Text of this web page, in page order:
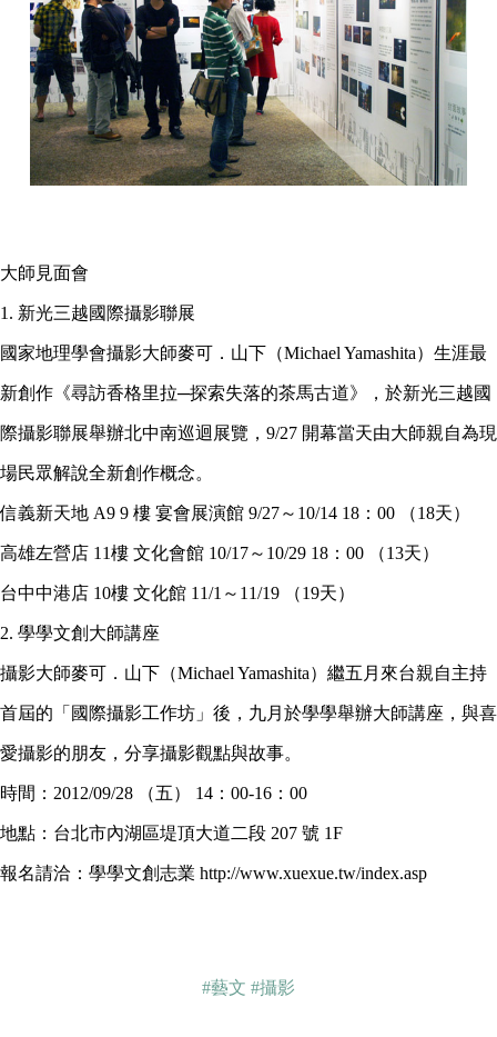
大師見面會
1. 新光三越國際攝影聯展
國家地理學會攝影大師麥可．山下（Michael Yamashita）生涯最
新創作《尋訪香格里拉─探索失落的茶馬古道》，於新光三越國
際攝影聯展舉辦北中南巡迴展覽，9/27 開幕當天由大師親自為現
場民眾解說全新創作概念。
信義新天地 A9 9 樓 宴會展演館 9/27～10/14 18：00 （18天）
高雄左營店 11樓 文化會館 10/17～10/29 18：00 （13天）
台中中港店 10樓 文化館 11/1～11/19 （19天）
2. 學學文創大師講座
攝影大師麥可．山下（Michael Yamashita）繼五月來台親自主持
首屆的「國際攝影工作坊」後，九月於學學舉辦大師講座，與喜
愛攝影的朋友，分享攝影觀點與故事。
時間：2012/09/28 （五） 14：00-16：00
地點：台北市內湖區堤頂大道二段 207 號 1F
報名請洽：學學文創志業 http://www.xuexue.tw/index.asp
#藝文 #攝影